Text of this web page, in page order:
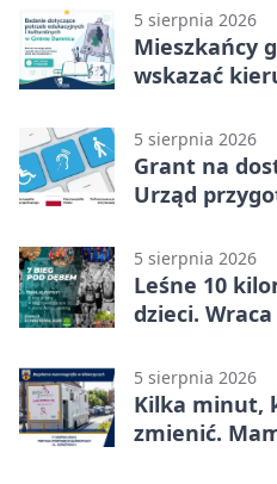
5 sierpnia 2026
Mieszkańcy
wskazać
5 sierpnia 2026
Grant na
Urząd
5 sierpnia 2026
Leśne 10
dzieci.
5 sierpnia 2026
Kilka minut,
zmienić.